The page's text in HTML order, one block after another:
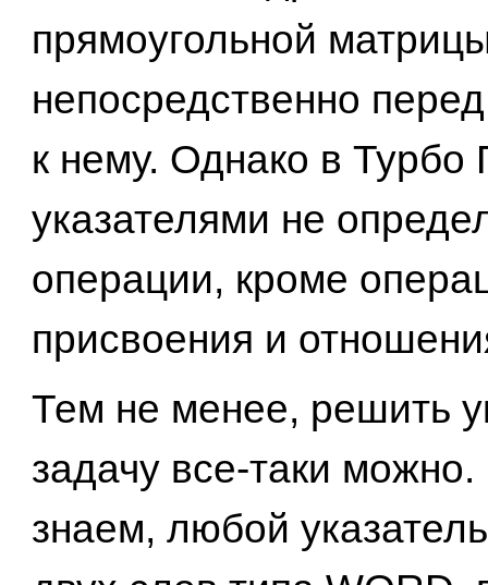
прямоугольной
непосредственно
к нему. Однако в Турбо
указателями не
операции, кроме
присвоения и
Тем не менее, решить
задачу все-таки
знаем, любой